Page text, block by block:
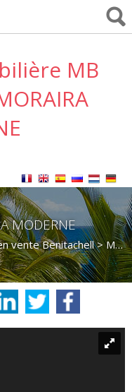
MODERNE
vente Benitachell >Maison Villa en vente Benitachell